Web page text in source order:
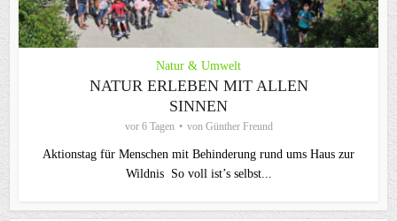
Natur & Umwelt
NATUR ERLEBEN MIT ALLEN
SINNEN
vor 6 Tagen von Günther Freund
Aktionstag für Menschen mit Behinderung rund ums Haus zur
Wildnis So voll ist’s selbst...